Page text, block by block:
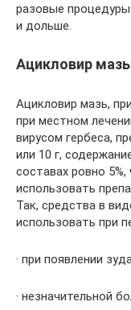
разовые процедуры
и дольше.
Ацикловир
Ацикловир мазь,
при местном
вирусом гербеса,
или 10 г,
составах ровно
использовать
Так, средства в
использовать при
· при появлении
· незначительной